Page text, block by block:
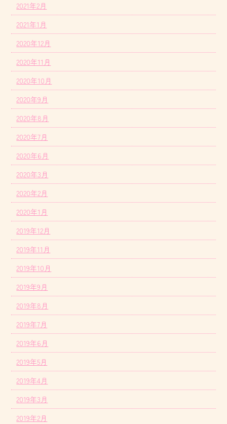
2021年2月
2021年1月
2020年12月
2020年11月
2020年10月
2020年9月
2020年8月
2020年7月
2020年6月
2020年3月
2020年2月
2020年1月
2019年12月
2019年11月
2019年10月
2019年9月
2019年8月
2019年7月
2019年6月
2019年5月
2019年4月
2019年3月
2019年2月